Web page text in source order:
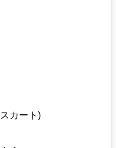
カート)